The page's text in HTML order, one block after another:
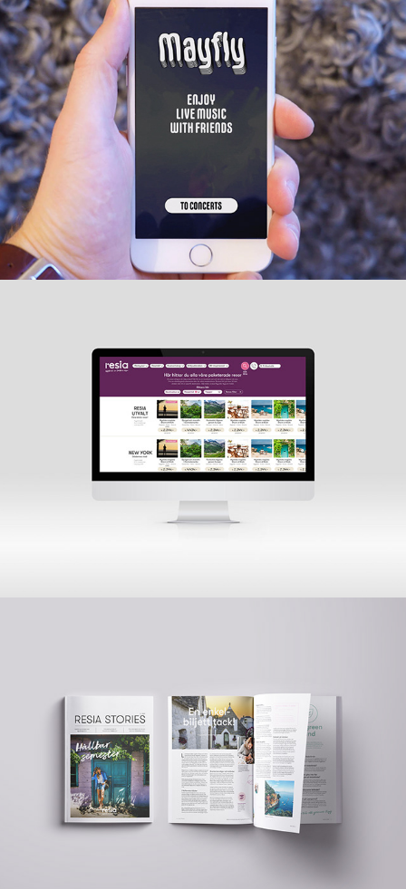
Digital liveupplevelse
Paketresor samt bokningsmotor för Resia
2020
Resia Stories - Magasin
2019